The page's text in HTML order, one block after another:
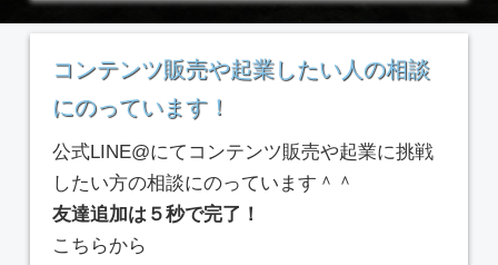
コンテンツ販売や起業したい人の相談
にのっています！
公式LINE@にてコンテンツ販売や起業に挑戦
したい方の相談にのっています＾＾
友達追加は５秒で完了！
こちらから